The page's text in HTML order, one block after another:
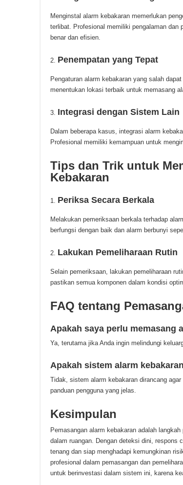
Menginstal alarm kebakaran memerlukan
terlibat. Profesional memiliki pengalaman
benar dan efisien.
Penempatan yang Tepat
Pengaturan alarm kebakaran yang salah
menentukan lokasi terbaik untuk memasang
Integrasi dengan Sistem Lain
Dalam beberapa kasus, integrasi alarm
Profesional memiliki kemampuan untuk
Tips dan Trik untuk
Kebakaran
Periksa Secara Berkala
Melakukan pemeriksaan berkala terhadap
berfungsi dengan baik dan alarm berbunyi
Lakukan Pemeliharaan Rutin
Selain pemeriksaan, lakukan pemeliharaan
pastikan semua komponen dalam kondisi
FAQ tentang
Apakah saya perlu memasang
Ya, terutama jika Anda ingin melindungi
Apakah sistem alarm
Tidak, sistem alarm kebakaran dirancang
panduan pengguna yang jelas.
Kesimpulan
Pemasangan alarm kebakaran adalah
dalam ruangan. Dengan deteksi dini, respons
tenang dan siap menghadapi kemungkinan
profesional dalam pemasangan dan
untuk berinvestasi dalam sistem ini, karena